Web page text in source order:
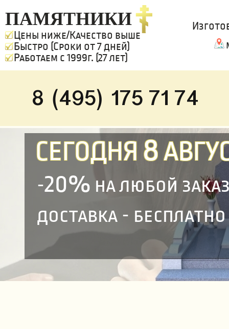
ПАМЯТНИКИ
Цены ниже/Качество выше
Быстро (Сроки от 7 дней)
Работаем с 1999г. (27 лет)
8 (495) 175 71 74
СЕГОДНЯ 8
-20% на любой
доставка - бесплатно